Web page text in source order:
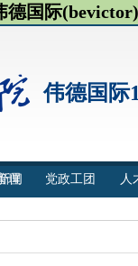
德国际
伟德国际
闻
理 党政工团 人